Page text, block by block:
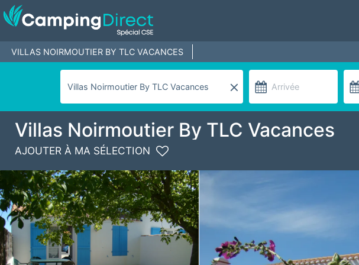
VILLAS NOIRMOUTIER BY TLC VACANCES
Villas Noirmoutier By TLC Vacances
AJOUTER À MA SÉLECTION